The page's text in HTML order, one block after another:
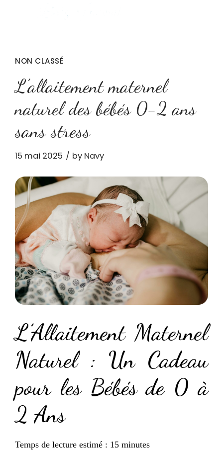
NON CLASSÉ
L’allaitement maternel
naturel des bébés 0-2 ans
sans stress
15 mai 2025 by Navy
L’Allaitement Maternel
Naturel : Un Cadeau
pour les Bébés de 0 à
2 Ans
Temps de lecture estimé : 15 minutes